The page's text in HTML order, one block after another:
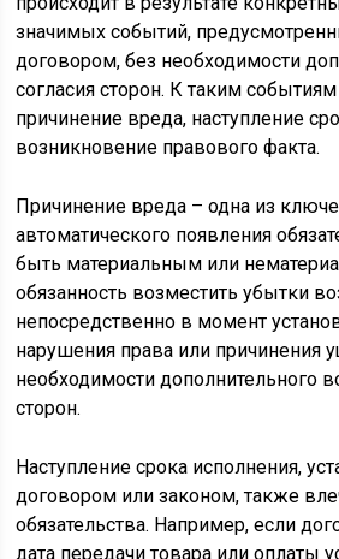
значимых событий,
договором, без необходимости
согласия сторон. К таким событиям
причинение вреда, наступление
возникновение правового факта.
Причинение вреда – одна из
автоматического появления
быть материальным или
обязанность возместить убытки
непосредственно в момент
нарушения права или причинения
необходимости дополнительного
сторон.
Наступление срока исполнения,
договором или законом, также
обязательства. Например, если
дата передачи товара или оплаты